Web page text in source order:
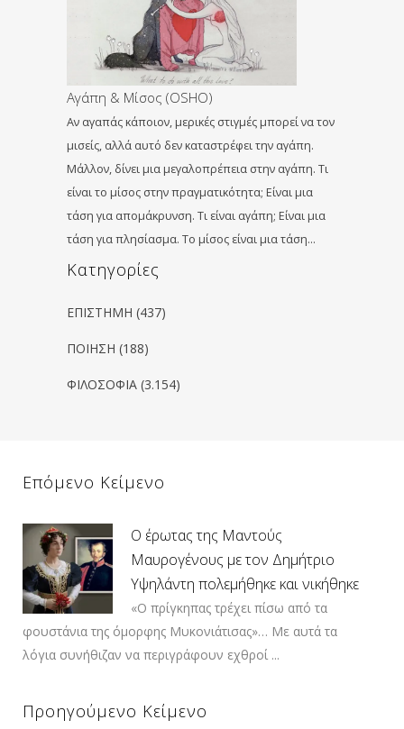
Αγάπη & Μίσος (OSHO)
Αν αγαπάς κάποιον, μερικές στιγμές μπορεί να τον
μισείς, αλλά αυτό δεν καταστρέφει την αγάπη.
Μάλλον, δίνει μια μεγαλοπρέπεια στην αγάπη. Τι
είναι το μίσος στην πραγματικότητα; Είναι μια
τάση για απομάκρυνση. Τι είναι αγάπη; Είναι μια
τάση για πλησίασμα. Το μίσος είναι μια τάση…
Kατηγορίες
ΕΠΙΣΤΗΜΗ (437)
ΠΟΙΗΣΗ (188)
ΦΙΛΟΣΟΦΙΑ (3.154)
Επόμενο Κείμενο
Ο έρωτας της Μαντούς
Μαυρογένους με τον Δημήτριο
Υψηλάντη πολεμήθηκε και νικήθηκε
«Ο πρίγκηπας τρέχει πίσω από τα
φουστάνια της όμορφης Μυκονιάτισας»… Με αυτά τα
λόγια συνήθιζαν να περιγράφουν εχθροί ...
Προηγούμενο Κείμενο